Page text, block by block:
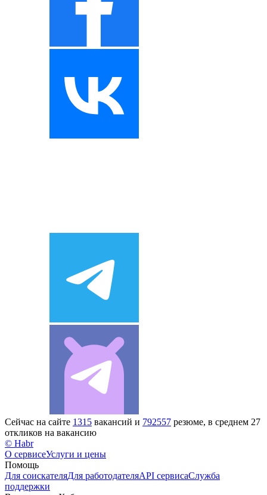
Сейчас на сайте 1315 вакансий и 792557 резюме, в среднем 27
откликов на вакансию
© Habr
О сервисеУслуги и цены
Помощь
Для соискателяДля работодателяAPI сервисаСлужба
поддержки